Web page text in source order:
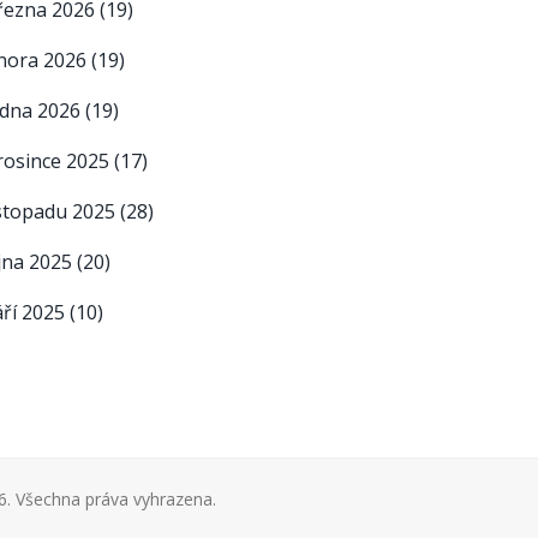
2026 (19)
2026 (19)
2026 (19)
2025 (17)
2025 (28)
2025 (20)
2025 (10)
Všechna práva vyhrazena.